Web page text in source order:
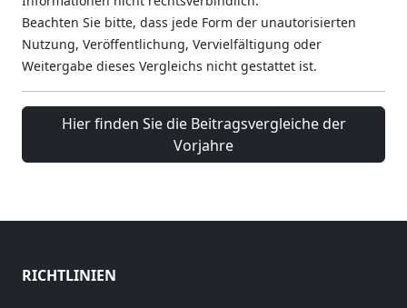
Beachten Sie bitte, dass jede Form der unautorisierten
Nutzung, Veröffentlichung, Vervielfältigung oder
Weitergabe dieses Vergleichs nicht gestattet ist.
Hier finden Sie die Beitragsvergleiche der
Vorjahre
RICHTLINIEN